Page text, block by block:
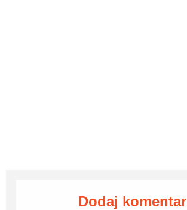
Dodaj komentar